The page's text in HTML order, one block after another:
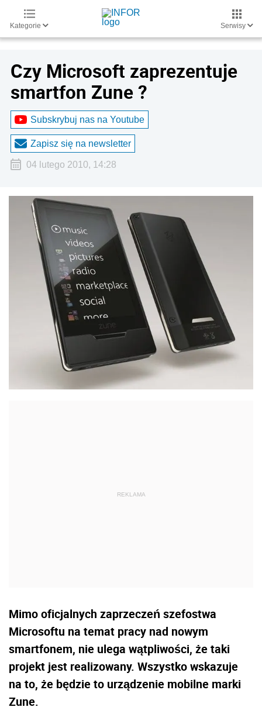
Kategorie Serwisy
Czy Microsoft zaprezentuje
smartfon Zune ?
Subskrybuj nas na Youtube
Zapisz się na newsletter
04 lutego 2010, 14:28
Mimo oficjalnych zaprzeczeń szefostwa
Microsoftu na temat pracy nad nowym
smartfonem, nie ulega wątpliwości, że taki
projekt jest realizowany. Wszystko wskazuje
na to, że będzie to urządzenie mobilne marki
Zune.